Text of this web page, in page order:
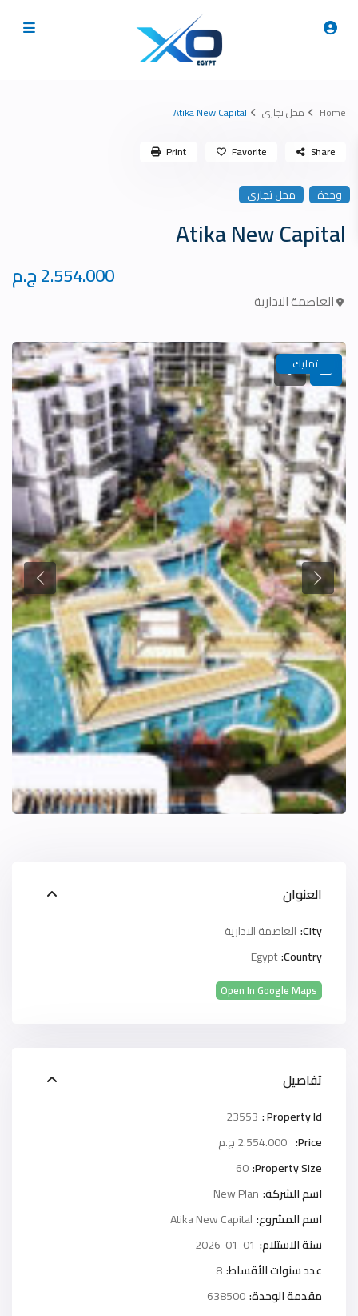
Home محل تجارى Atika New Capital
وحدة محل تجارى
Atika New Capital
العاصمة الادارية
Share
Favorite
Print
تمليك
العنوان
City: العاصمة الادارية
Country:
Egypt
Open In Google Maps
تفاصيل
Property Id :
23553
Price: 2.554.000 ج.م
Property Size:
60
اسم الشركة: New Plan
اسم المشروع: Atika New Capital
سنة الاستلام: 2026-01-01
عدد سنوات الأقساط:8
مقدمة الوحدة:638500